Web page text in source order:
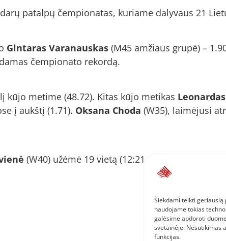
Siekdami teikti
naudojame tokias
galėsime apdoroti
svetainėje. Nesutikimas
funkcijas.
patalpų čempionatas, kuriame dalyvaus 21
Gintaras Varanauskas (M45 amžiaus grupė) –
čempionato rekordą.
kūjo metime (48.72). Kitas kūjo metikas
į aukštį (1.71). Oksana Choda (W35), laimėjusi
(W40) užėmė 19 vietą (12:21.30),